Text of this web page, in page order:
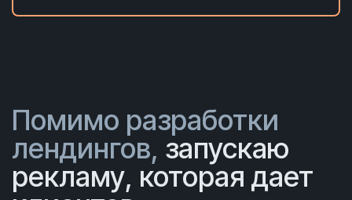
Помимо разработки
лендингов, запускаю
рекламу, которая дает